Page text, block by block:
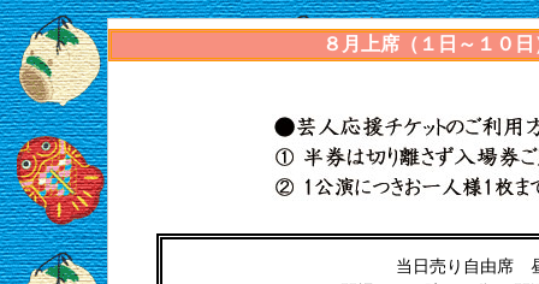
８月上席（１日～１０
当日売り自由席